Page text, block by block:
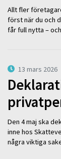
Allt fler
först när du och
får full nytta –
13 mars 2026
Den 4 maj ska
inne hos
några viktiga